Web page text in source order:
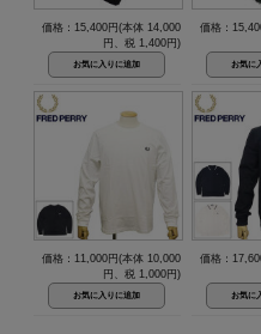
価格：15,400円(本体 14,000
円、税 1,400円)
価格：
価格：11,000円(本体 10,000
円、税 1,000円)
価格：